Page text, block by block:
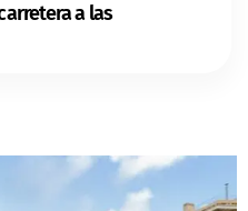
a las